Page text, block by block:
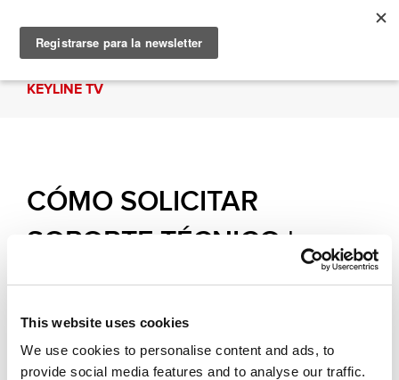
This website uses cookies
We use cookies to personalise content and ads, to
provide social media features and to analyse our traffic.
KEYLINE TV
CÓMO SOLICITAR
SOPORTE TÉCNICO |
Keyline HUB
Conozca los procedimientos para solicitar soporte
técnico a los técnicos de Keyline a través de
Keyline HUB, la nueva APLICACIÓN desarrollada